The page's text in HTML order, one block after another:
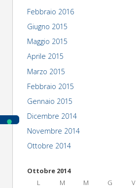
Febbraio 2016
Giugno 2015
Maggio 2015
Aprile 2015
Marzo 2015
Febbraio 2015
Gennaio 2015
Dicembre 2014
Novembre 2014
Ottobre 2014
Ottobre 2014
L
M M G V